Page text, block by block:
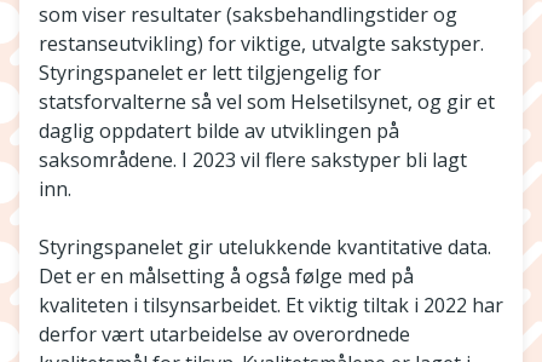
som viser resultater (saksbehandlingstider og
restanseutvikling) for viktige, utvalgte sakstyper.
Styringspanelet er lett tilgjengelig for
statsforvalterne så vel som Helsetilsynet, og gir et
daglig oppdatert bilde av utviklingen på
saksområdene. I 2023 vil flere sakstyper bli lagt
inn.
Styringspanelet gir utelukkende kvantitative data.
Det er en målsetting å også følge med på
kvaliteten i tilsynsarbeidet. Et viktig tiltak i 2022 har
derfor vært utarbeidelse av overordnede